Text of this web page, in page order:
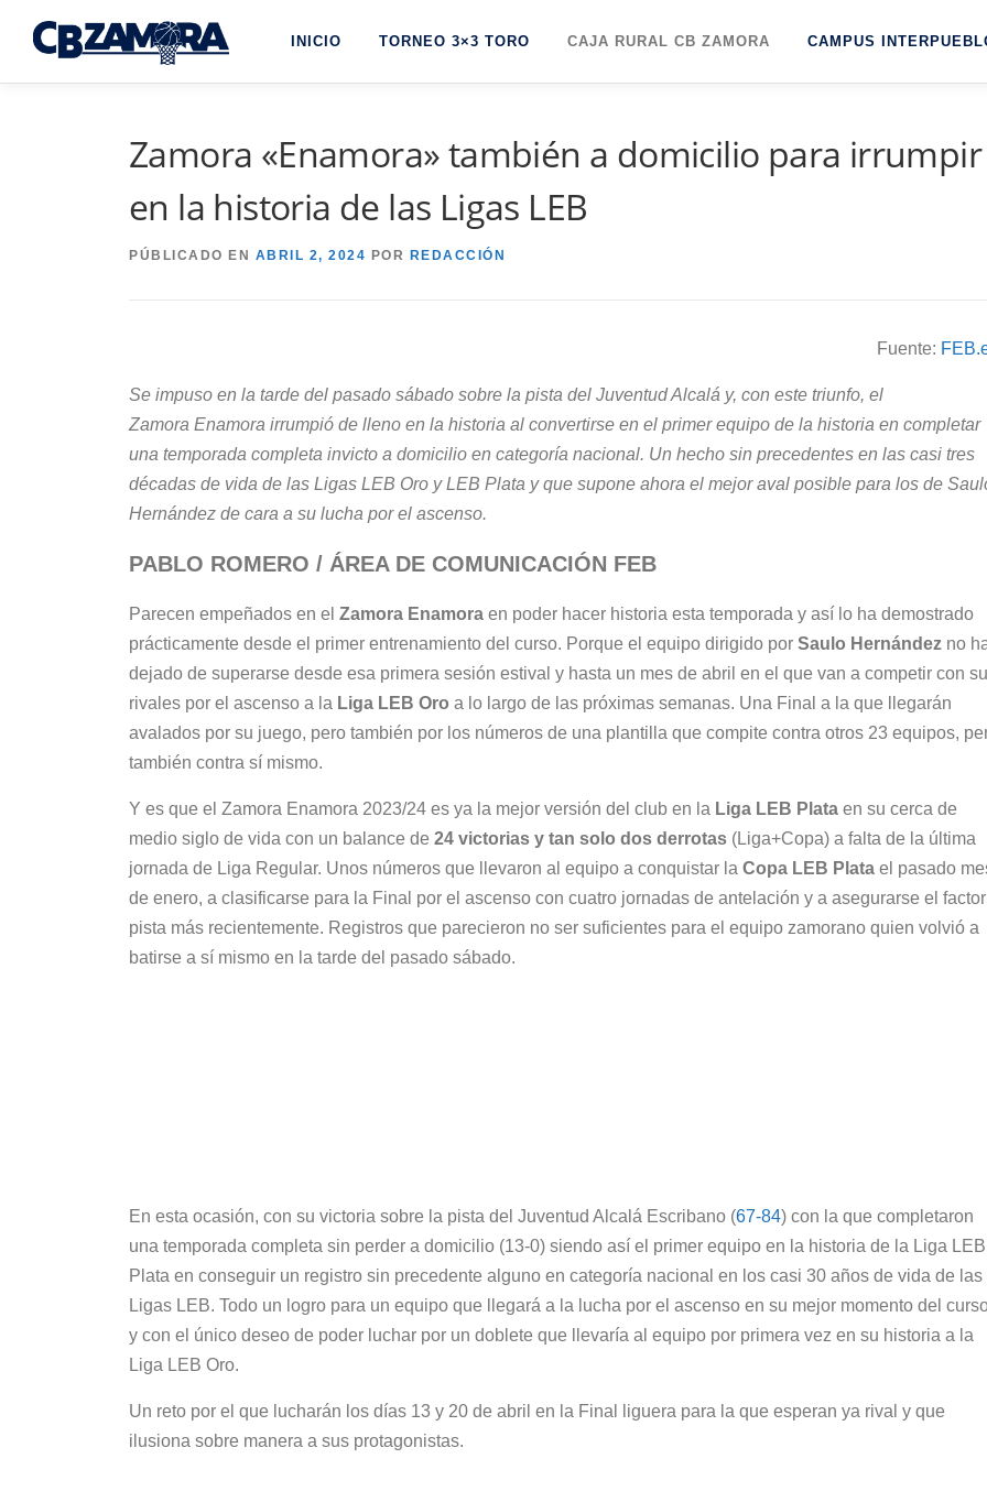
INICIO TORNEO 3×3 TORO CAJA RURAL CB ZAMORA CAMPUS
Zamora «Enamora» también a domicilio para irrumpir
en la historia de las Ligas LEB
PÚBLICADO EN ABRIL 2, 2024 POR REDACCIÓN
Fuente:
Se impuso en la tarde del pasado sábado sobre la pista del Juventud Alcalá y, con este triunfo, el
Zamora Enamora irrumpió de lleno en la historia al convertirse en el primer equipo de la historia en completar
una temporada completa invicto a domicilio en categoría nacional. Un hecho sin precedentes en las casi tres
décadas de vida de las Ligas LEB Oro y LEB Plata y que supone ahora el mejor aval posible para los de
Hernández de cara a su lucha por el ascenso.
PABLO ROMERO / ÁREA DE COMUNICACIÓN FEB
Parecen empeñados en el Zamora Enamora en poder hacer historia esta temporada y así lo ha demostrado
prácticamente desde el primer entrenamiento del curso. Porque el equipo dirigido por Saulo Hernández no
dejado de superarse desde esa primera sesión estival y hasta un mes de abril en el que van a competir con
rivales por el ascenso a la Liga LEB Oro a lo largo de las próximas semanas. Una Final a la que llegarán
avalados por su juego, pero también por los números de una plantilla que compite contra otros 23 equipos,
también contra sí mismo.
Y es que el Zamora Enamora 2023/24 es ya la mejor versión del club en la Liga LEB Plata en su cerca de
medio siglo de vida con un balance de 24 victorias y tan solo dos derrotas (Liga+Copa) a falta de la última
jornada de Liga Regular. Unos números que llevaron al equipo a conquistar la Copa LEB Plata el pasado
de enero, a clasificarse para la Final por el ascenso con cuatro jornadas de antelación y a asegurarse el factor
pista más recientemente. Registros que parecieron no ser suficientes para el equipo zamorano quien volvió a
batirse a sí mismo en la tarde del pasado sábado.
En esta ocasión, con su victoria sobre la pista del Juventud Alcalá Escribano (67-84) con la que completaron
una temporada completa sin perder a domicilio (13-0) siendo así el primer equipo en la historia de la Liga LEB
Plata en conseguir un registro sin precedente alguno en categoría nacional en los casi 30 años de vida de las
Ligas LEB. Todo un logro para un equipo que llegará a la lucha por el ascenso en su mejor momento del
y con el único deseo de poder luchar por un doblete que llevaría al equipo por primera vez en su historia a la
Liga LEB Oro.
Un reto por el que lucharán los días 13 y 20 de abril en la Final liguera para la que esperan ya rival y que
ilusiona sobre manera a sus protagonistas.